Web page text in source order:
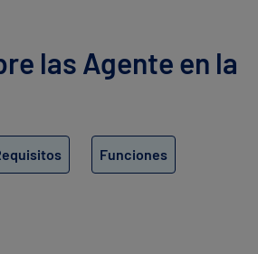
las Agente en la
Funciones